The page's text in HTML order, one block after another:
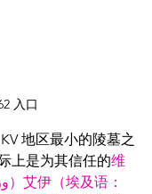
入口
地区最小的陵墓之
上是为其信任的维
وزير） 艾伊（埃及语：